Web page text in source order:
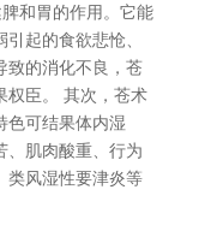
和胃的作用。它能
起的食欲悲怆、
致的消化不良，苍
权臣。 其次，苍术
色可结果体内湿
、肌肉酸重、行为
类风湿性要津炎等